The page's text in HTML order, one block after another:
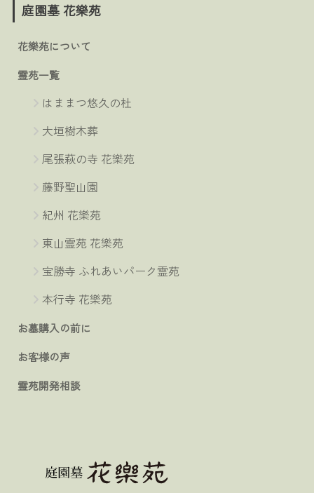
庭園墓 花樂苑
花樂苑について
霊苑一覧
はままつ悠久の杜
大垣樹木葬
尾張萩の寺 花樂苑
藤野聖山園
紀州 花樂苑
東山霊苑 花樂苑
宝勝寺 ふれあいパーク霊苑
本行寺 花樂苑
お墓購入の前に
お客様の声
霊苑開発相談